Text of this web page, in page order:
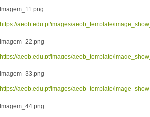
Imagem_11.png
https://aeob.edu.pt/images/aeob_template/
Imagem_22.png
https://aeob.edu.pt/images/aeob_template/
Imagem_33.png
https://aeob.edu.pt/images/aeob_template/
Imagem_44.png